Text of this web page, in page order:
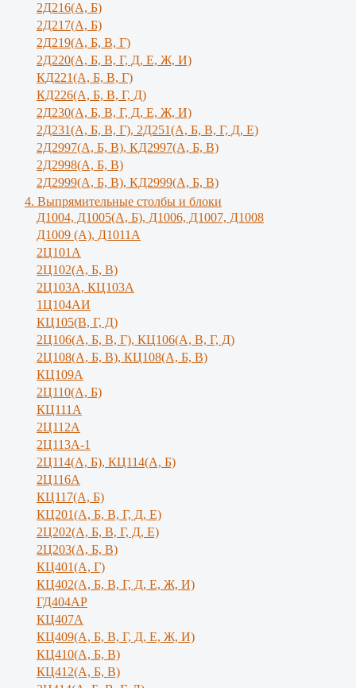
2Д216(А, Б)
2Д217(А, Б)
2Д219(А, Б, В, Г)
2Д220(А, Б, В, Г, Д, Е, Ж, И)
КД221(А, Б, В, Г)
КД226(А, Б, В, Г, Д)
2Д230(А, Б, В, Г, Д, Е, Ж, И)
2Д231(А, Б, В, Г), 2Д251(А, Б, В, Г, Д, E)
2Д2997(А, Б, В), КД2997(А, Б, В)
2Д2998(А, Б, В)
2Д2999(А, Б, В), КД2999(А, Б, В)
4. Выпрямительные столбы и блоки
Д1004, Д1005(А, Б), Д1006, Д1007, Д1008
Д1009 (А), Д1011А
2Ц101А
2Ц102(А, Б, В)
2Ц103А, КЦ103А
1Ц104АИ
КЦ105(В, Г, Д)
2Ц106(А, Б, В, Г), КЦ106(А, В, Г, Д)
2Ц108(А, Б, В), КЦ108(А, Б, В)
КЦ109А
2Ц110(А, Б)
КЦ111А
2Ц112А
2Ц113А-1
2Ц114(А, Б), КЦ114(А, Б)
2Ц116А
КЦ117(А, Б)
КЦ201(А, Б, В, Г, Д, Е)
2Ц202(А, Б, В, Г, Д, Е)
2Ц203(А, Б, В)
КЦ401(А, Г)
КЦ402(А, Б, В, Г, Д, Е, Ж, И)
ГД404АР
КЦ407А
КЦ409(А, Б, В, Г, Д, Е, Ж, И)
КЦ410(А, Б, В)
КЦ412(А, Б, В)